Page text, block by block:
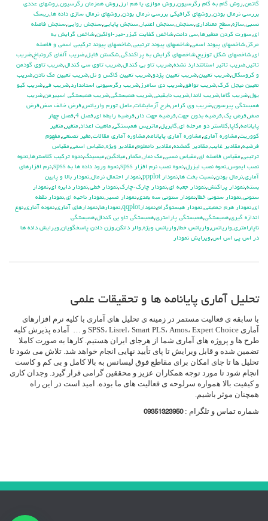
گاتمن,روش گام به گام رگرسيون,روش موازي يا هم ارز ,روش همزمان رگرسيون,روشهاي عددي
بررسي نرمال بودن,روشهاي گرافيكي بررسي نرمال بودن,روشهاي نرمال سازي داده ها,ريسك
نسبي,سازه,سطح معناداري,سنجش,سنجش اعتبار ,سنجش پايايي,سنجش روايي,سنجش فاصله
اي,سورت كردن متغيرها,سي دانت,شاخص كفايت كيزر-مير-اولكين,شاخص گرايش به
مركز ,شاخصهاي پيوند اسمي,شاخصهاي پيوند ترتيبي,شاخصهاي پيوند تركيبي اسمي و فاصله
اي,شاخصهاي شكل توزيع,شاخصهاي گرايش به پراكندگي,شكستن فايل,ضريب آلفاي کرونباخ,ضريب
تاثير ,ضريب تاثير استانتدارد نشده,ضريب تاو بي كندال,ضريب تاوي سي كندال,ضريب تاوي گودمن
و كروسكال,ضريب تعيين,ضريب تعيين پژدو,ضريب تعيين كاكس و نل,ضريب تعيين مك نادن,ضريب
تعيين نيجل كرك,ضريب توافق,ضريب دي سامرز ,ضريب رگرسيوني استاندارد,ضريب في,ضريب كيو
يول,ضريب گاما,ضريب لاندا,ضريب نايقيني,ضريب همبستگي,ضريب همبستگي اسپيرمن,ضريب
همبستگي پيرسون,ضريب وي كرامر ,طرح آزمايشات,عامل تورم واريانس,فرض خالف صفر ,فرض
صفر ,فرض يك,فرضيه بدون جهت,فرضيه جهت دار ,فرضيه رابطه اي,فصل 4 ,فصل چهار
پايانامه,كاپا,كلاستر دو مرحله اي,گابريل,ماتريس همبستگي,ماهيت اعداد,متغير ,متغير
كووريت,مشاوره آماري,مشاوره آماري پايانامه,مشاوره آماري مقالات,مغير تصنعي,مفهوم
فرضيه,مقادير غايب,مقادير گمشده,مقادير نامعلوم,مقادير ويژه,مقياس اسمي,مقياس
ترتيبي,مقياس فاصله اي,مقياس نسبي,مك نمار ,مكمار ,ميانگين,ميسينگ,نحوه تركيب كلاسترها,نحوه
نصب ايموس,نحوه نصب ليزرل,نحوه نصب نرم افزار spss ,نحوه ورود داده ها به spss ,نرم افزارهاي
آماري,نرمال بودن,نسبت بخت ها,نمودار ppplot ,نمودار احتمال نرمال,نمودار بالا و پايين
بسته,نمودار پراكنش,نمودار جعبه اي,نمودار چارك-چارك,نمودار خطي,نمودار دايره اي,نمودار
ستوني,نمودار ستوني خطا,نمودار ستوني سه بعدي,نمودار مسير ,نمودار ناحيه اي,نمودار نقطه
اي,نمودار هرم جمعيتي,نمودار هيستوگرام,نمودارqqplot ,نمودارها,نمودارهاي آماري,نمونه آماري,نوع
اندازه گيري,همبستگي,همبستگي پارامتري,همبستگي تاو بي کندال,همبستگي
ناپارامتري,واريانس,واريانس خطا,واريانس ويژه,والر دانكن,وزن دادن پاسخگويان,ويرايش داده ها
در اس پي اس اس,ويرايش نمودار
تحلیل آماری پایانامه ها و تحقیقات علمی
با سابقه ی فعالیت مستمر در زمینه ی تحلیل های آماری با کلیه نرم افزارهای
آماری SPSS، Lisrel، Smart PLS، Amos، Expert Choice و … آماده پذیرش کلیه
طرح ها و پروژه های آماری شما از هرجای ایران هستیم. کارها به صورت کاملا
تضمین شده و قابل ویرایش تا پای تأیید نهایی انجام خواهد شد. تلاش می شود تا
تحلیل ها تا جای امکان برای مقاطع فوق لیسانس به بالا کامل و بی کم و کاست
انجام شود تا مورد توجه همکاران عزیز و محققین گرامی قرار گیرد. وجدان کاری
و کیفیت بالا همواره سرلوحه ی فعالیت های ما بوده. امید است در این راه
همچنان موثر باشیم.
شماره تماس و تلگرام :09351323950